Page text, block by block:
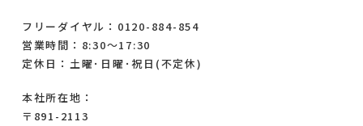
フリーダイヤル：0120-884-854
営業時間：8:30～17:30
定休日：土曜･日曜･祝日(不定休)
本社所在地：
〒891-2113